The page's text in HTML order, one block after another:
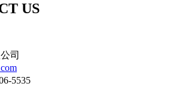
US
司
5535